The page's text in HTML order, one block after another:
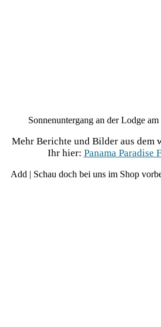
Son­nen­un­ter­gang an der Lodge
Mehr Berich­te und Bil­der aus dem
Ihr hier: Pana­ma Para­di­se
Add | Schau doch bei uns im Shop